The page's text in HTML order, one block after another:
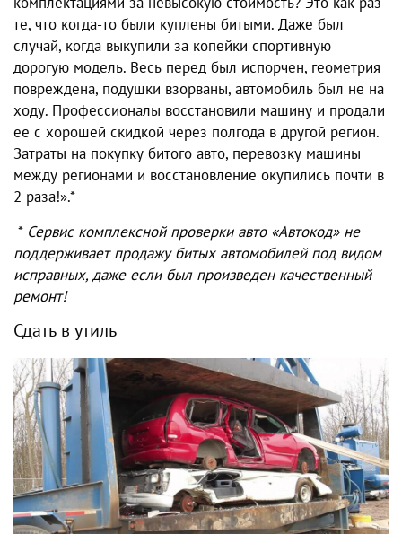
те, что когда-то были куплены битыми. Даже был
случай, когда выкупили за копейки спортивную
дорогую модель. Весь перед был испорчен, геометрия
повреждена, подушки взорваны, автомобиль был не на
ходу. Профессионалы восстановили машину и продали
ее с хорошей скидкой через полгода в другой регион.
Затраты на покупку битого авто, перевозку машины
между регионами и восстановление окупились почти в
2 раза!».*
* Сервис комплексной проверки авто «Автокод» не
поддерживает продажу битых автомобилей под видом
исправных, даже если был произведен качественный
ремонт!
Сдать в утиль